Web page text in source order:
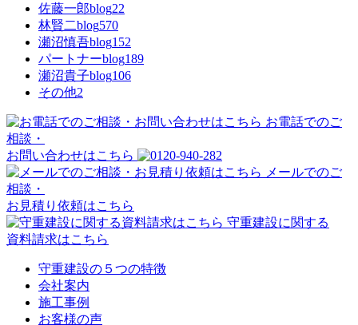
佐藤一郎blog22
林賢二blog570
瀬沼慎吾blog152
パートナーblog189
瀬沼貴子blog106
その他2
お電話でのご
相談・
お問い合わせはこちら
メールでのご
相談・
お見積り依頼はこちら
守重建設に関する
資料請求はこちら
守重建設の５つの特徴
会社案内
施工事例
お客様の声